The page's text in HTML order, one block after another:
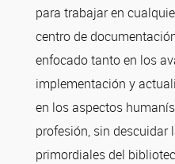
para trabajar en
centro de
enfocado tanto en los
implementación y
en los aspectos
profesión, sin descuidar
primordiales del